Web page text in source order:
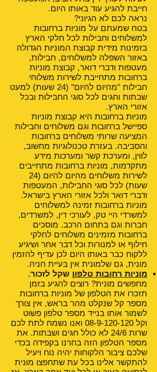
חייבת להגיע עוד באותו היום.
נראה לכם לא הגיוני?
בטח שמעתם על מוניות ברחובות
למשלוחים וחבילות לכל חלקי הארץ
בזמינות מידית קבוצת המוניות הגדולה
באזור השפלה למשלוחים, חבילות,
מעטפות ודברי דואר, קבוצת מוניות
ברחובות מתחייבת לשירות משלוחי
חבילות "מהיום להיום" (24 שעות) למעט
שבתות וחגים לכל סוגי החבילות ובכל
אזורי הארץ.
מוניות ברחובות היא קבוצת מוניות
ספיישל ברחובות וגם משלוחים וחבילות
המציעה שרותי משלוחים ברחובות
והסביבה. בעזרת טכנולוגיות מחשוב,
לווין, ומערכת קשר ומערכות מידע
מתקדמות, מוניות ברחובות מתחייבים
לשירות משלוחים מהיום להיום (24
שעות) לכל סוגי החבילות, המעטפות
ודברי דואר ולכל אזורי הארץ בישראל.
מוניות ברחובות זמינה למשלוחים
למשרדי היי טק, לעורכי דין, למשרדים,
חברות וגם בתחום הרכב. מוסכים
ברחובות מזמינים משלוחים לחלקי
חילוף או למנורות וכל דבר אחר ושיגיע
ללקוח כבר באותו היום לכן עדיף להזמין
מונית, גם שלמונית אין בעיית חניה.
מוניות רחובות טלפון שקל לזכור.
מחפשים מונית? רוצים להגיע בזמן
תזכרו את הטלפון של מוניות ברחובות
מספר קל שנקלט מהר בראש, אין צורך
לשמור אותו בנייד מספר טלפון פשוט
וקל 08-9-120-120 ואנו נשמח לתת לכם
שרות 24/6 לא כולל חגים ושבתות. את
מספר הטלפון הזה בחרנו בקפידה בכדי
שלכם ציבור הלקוחות יהיה נוח ויעיל
להתקשר אלינו בכל עת שתחפצו מונית